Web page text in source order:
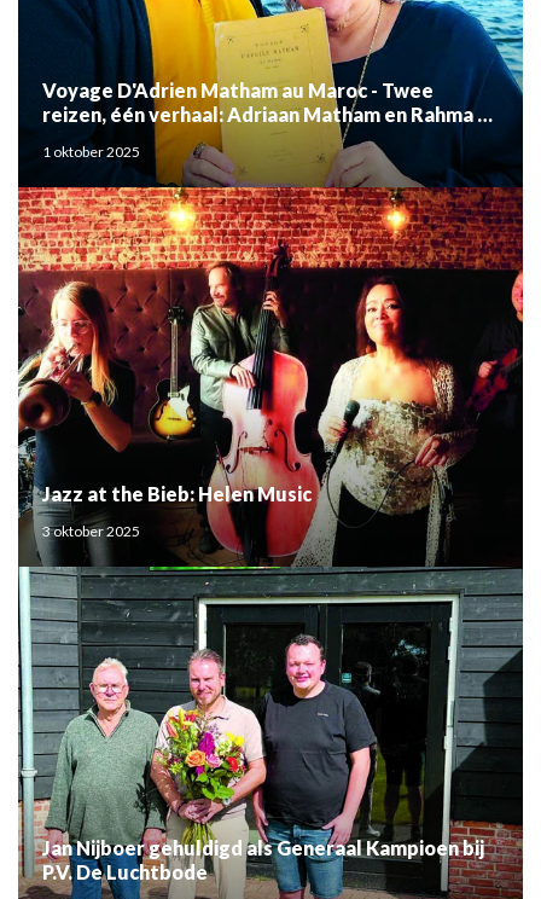
Voyage D'Adrien Matham au Maroc - Twee
reizen, één verhaal: Adriaan Matham en Rahma el
Mouden
1 oktober 2025
Jazz at the Bieb: Helen Music
3 oktober 2025
Jan Nijboer gehuldigd als Generaal Kampioen bij
P.V. De Luchtbode